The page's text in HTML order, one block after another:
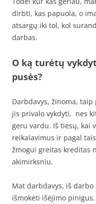
dirbti, kas papuola, o
atsargų iki tol, kol
darbas.
O ką turėtų
pusės?
Darbdavys, žinoma,
jis privalo vykdyti, nes
geru vardu. Iš tiesų, kai
reikalavimus ir pagal
žmogui greitas kreditas
akimirksniu.
Mat darbdavys, iš
išmokėti išėjimo